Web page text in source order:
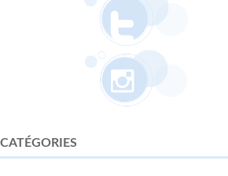
CATÉGORIES